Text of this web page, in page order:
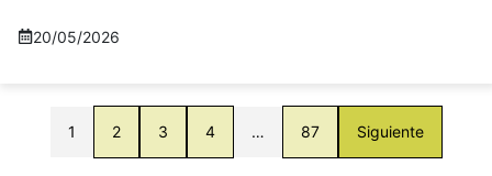
20/05/2026
1 2 3 4 … 87 Siguiente